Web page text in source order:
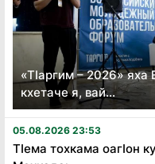
«Тӏаргим – 2026» яха
кхетаче я, вай...
05.08.2026 23:53
Тӏема тохкама оагӏон